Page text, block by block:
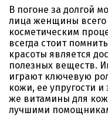
В погоне за долгой
лица женщины
косметическим
всегда стоит
красоты является
полезных веществ.
играют ключевую
кожи, ее упругости и
же витамины для
лучшими